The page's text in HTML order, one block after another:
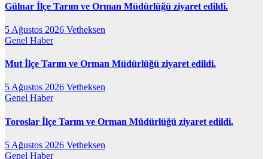
Gülnar İlçe Tarım ve Orman Müdürlüğü ziyaret edildi.
5 Ağustos 2026 Vetheksen
Genel Haber
Mut İlçe Tarım ve Orman Müdürlüğü ziyaret edildi.
5 Ağustos 2026 Vetheksen
Genel Haber
Toroslar İlçe Tarım ve Orman Müdürlüğü ziyaret edildi.
5 Ağustos 2026 Vetheksen
Genel Haber